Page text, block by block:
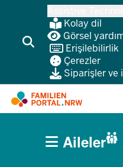
Kolay dil
Görsel
Erişilebilirlik
Çerezler
Siparişler ve
CURRENT SECTION
CURRENT SECTION
HAUPTNAVIGATION
(BÜRGERBEREICH
Aileler